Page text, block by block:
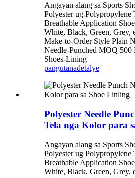
Angayan alang sa Sports
Polyester ug Polypropylene
Breathable Application
White, Black, Green, Grey,
Make-to-Order Style Plain
Needle-Punched MOQ 500
Shoes-Lining
pangutanadetalye
Polyester Needle
Tela nga Kolor para
Angayan alang sa Sports
Polyester ug Polypropylene
Breathable Application
White, Black, Green, Grey,